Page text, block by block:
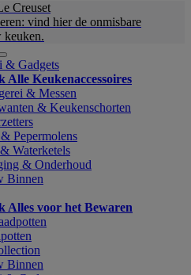
Creuset
vind hier de onmisbare
keuken.
& Gadgets
Alle Keukenaccessoires
& Messen
& Keukenschorten
Pepermolens
Waterketels
& Onderhoud
Binnen
Alles voor het Bewaren
Binnen